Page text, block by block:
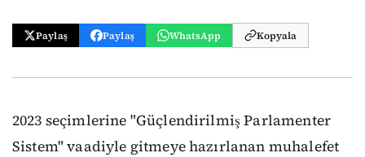
Paylaş Paylaş WhatsApp Kopyala
2023 seçimlerine "Güçlendirilmiş Parlamenter
Sistem" vaadiyle gitmeye hazırlanan muhalefet